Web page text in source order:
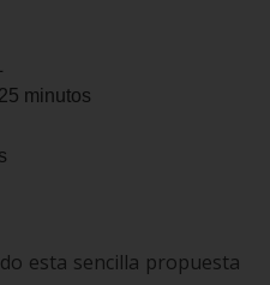
minutos
esta sencilla propuesta